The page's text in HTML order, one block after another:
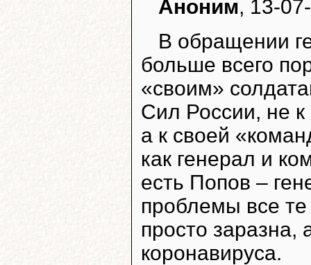
Аноним, 13-
В обращении
больше всего
«своим»
Сил России, не
а к своей
как генерал и
есть Попов –
проблемы все
просто заразна,
коронавируса.